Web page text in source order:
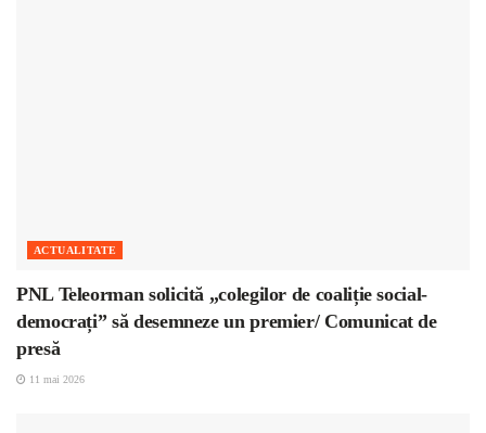
ACTUALITATE
PNL Teleorman solicită „colegilor de coaliție social-
democrați” să desemneze un premier/ Comunicat de
presă
11 mai 2026